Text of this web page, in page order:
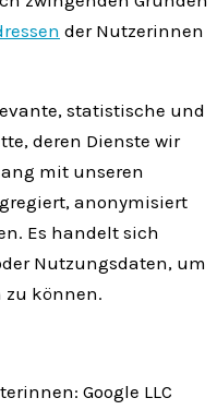
der Nutzerinnen
statistische und
deren Dienste wir
mit unseren
anonymisiert
Es handelt sich
Nutzungsdaten, um
zu können.
Google LLC